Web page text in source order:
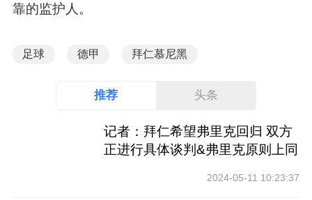
靠的监护人。
足球 德甲 拜仁慕尼黑
推荐 头条
记者：拜仁希望弗里克回归 双方
正进行具体谈判&弗里克原则上同
2024-05-11 10:23:37